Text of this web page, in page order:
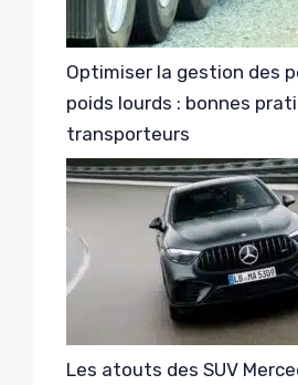
Optimiser la gestion des
poids lourds : bonnes
transporteurs
Les atouts des SUV